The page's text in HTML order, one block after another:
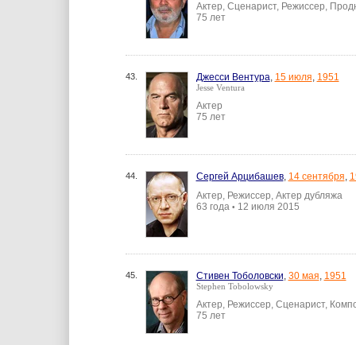
Актер, Сценарист, Режиссер,
75 лет
43. Джесси Вентура, 15 июля, 1951
Jesse Ventura
Актер
75 лет
44. Сергей Арцибашев, 14 сентября,
Актер, Режиссер, Актер дубляжа
63 года • 12 июля 2015
45. Стивен Тоболовски, 30 мая, 1951
Stephen Tobolowsky
Актер, Режиссер, Сценарист,
75 лет